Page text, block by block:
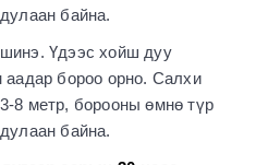
байна.
Үдээс хойш дуу
аадар бороо орно. Салхи
8 метр, борооны өмнө түр
байна.